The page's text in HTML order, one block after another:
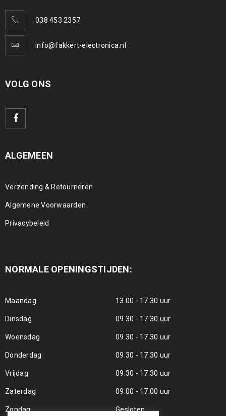
038 453 2357
info@fakkert-electronica.nl
VOLG ONS
ALGEMEEN
Verzending & Retourneren
Algemene Voorwaarden
Privacybeleid
NORMALE OPENINGSTIJDEN:
Maandag 13.00 - 17.30 uur
Dinsdag 09.30 - 17.30 uur
Woensdag 09.30 - 17.30 uur
Donderdag 09.30 - 17.30 uur
Vrijdag 09.30 - 17.30 uur
Zaterdag 09.00 - 17.00 uur
Zondag Gesloten